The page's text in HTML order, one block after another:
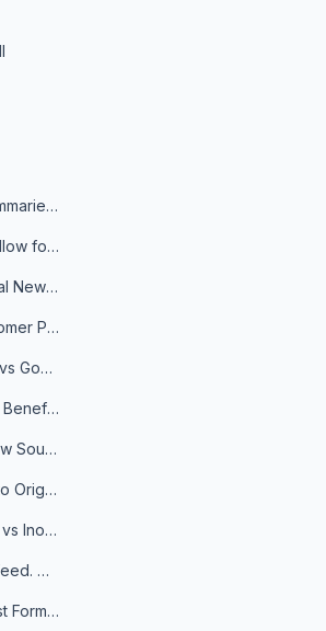
Get Daily News Summaries About Any Topic in Telegram, Discord, Slack, and Email
Best Sources to Follow for Crypto News in Your Reader (2026)
How to Build a Local News Hub That Updates Itself
How to Catch Customer Problems Before They Become Support Tickets
Google News RSS vs Google Alerts: Which Is Better for News Monitoring?
How to Get 10x the Benefits of Google Alerts
The 5 Ways to Show Sources in Your AI Brief, And When to Use Each
AI Briefs Now Link to Original Sources. Here's Why It Matters
RSS.app vs Feedly vs Inoreader: Which One Is Actually Right for You?
You Have an RSS Feed. Now What?
Why RSS Is the Best Format for AI Agents in 2026